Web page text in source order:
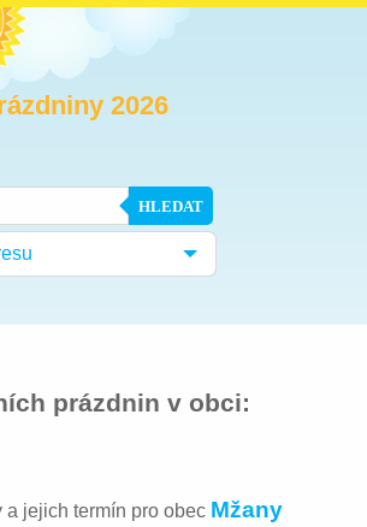
2026
HLEDAT
prázdnin v obci:
a jejich termín pro obec Mžany